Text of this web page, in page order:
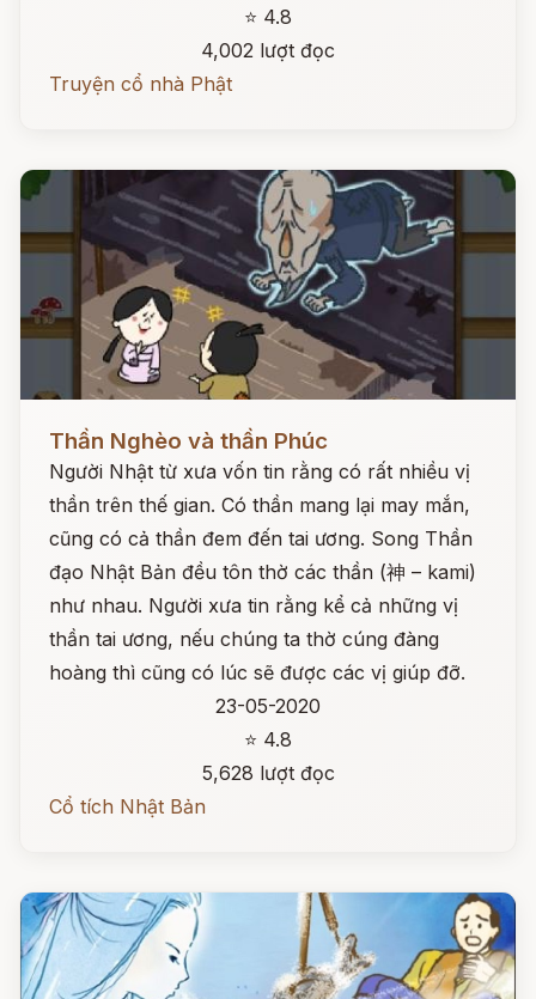
⭐ 4.8
4,002 lượt đọc
Truyện cổ nhà Phật
Đọc ngay
Thần Nghèo và thần Phúc
Người Nhật từ xưa vốn tin rằng có rất nhiều vị
thần trên thế gian. Có thần mang lại may mắn,
cũng có cả thần đem đến tai ương. Song Thần
đạo Nhật Bản đều tôn thờ các thần (神 – kami)
như nhau. Người xưa tin rằng kể cả những vị
thần tai ương, nếu chúng ta thờ cúng đàng
hoàng thì cũng có lúc sẽ được các vị giúp đỡ.
23-05-2020
⭐ 4.8
5,628 lượt đọc
Cổ tích Nhật Bản